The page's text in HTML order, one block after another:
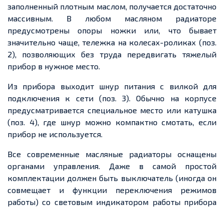
заполненный плотным маслом, получается достаточно
массивным. В любом масляном радиаторе
предусмотрены опоры ножки или, что бывает
значительно чаще, тележка на колесах-роликах (поз.
2), позволяющих без труда передвигать тяжелый
прибор в нужное место.
Из прибора выходит шнур питания с вилкой для
подключения к сети (поз. 3). Обычно на корпусе
предусматривается специальное место или катушка
(поз. 4), где шнур можно компактно смотать, если
прибор не используется.
Все современные масляные радиаторы оснащены
органами управления. Даже в самой простой
комплектации должен быть выключатель (иногда он
совмещает и функции переключения режимов
работы) со световым индикатором работы прибора